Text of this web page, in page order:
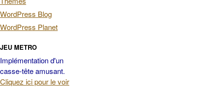
WordPress Blog
WordPress Planet
JEU METRO
Implémentation d'un
casse-tête amusant.
Cliquez ici pour le voir